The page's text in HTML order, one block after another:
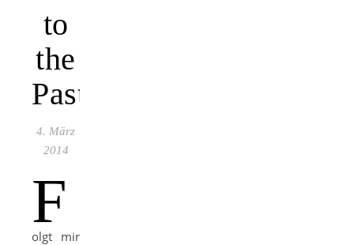
to
the
Past
4. März
2014
F
olgt mir